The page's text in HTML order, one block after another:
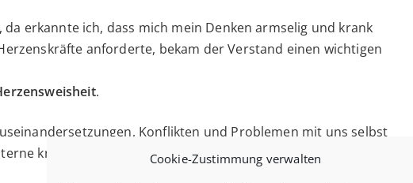
Cookie-Zustimmung verwalten
erkannte ich, dass mich mein Denken armselig und krank
anforderte, bekam der Verstand einen wichtigen
.
Konflikten und Problemen mit uns selbst
knallen manchmal aufeinander und es entstehen neue